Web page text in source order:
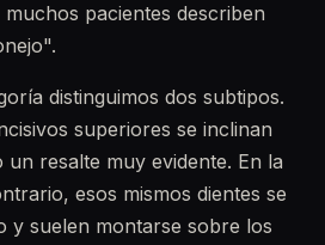
pacientes describen
distinguimos dos subtipos.
superiores se inclinan
un resalte muy evidente. En la
esos mismos dientes se
y suelen montarse sobre los